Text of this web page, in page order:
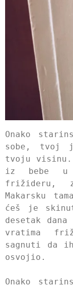
Onako
sobe, tvoj
tvoju visinu.
iz bebe u
frižideru,
Makarsku
ćeš je
desetak
vratima
sagnuti da
osvojio.
Onako